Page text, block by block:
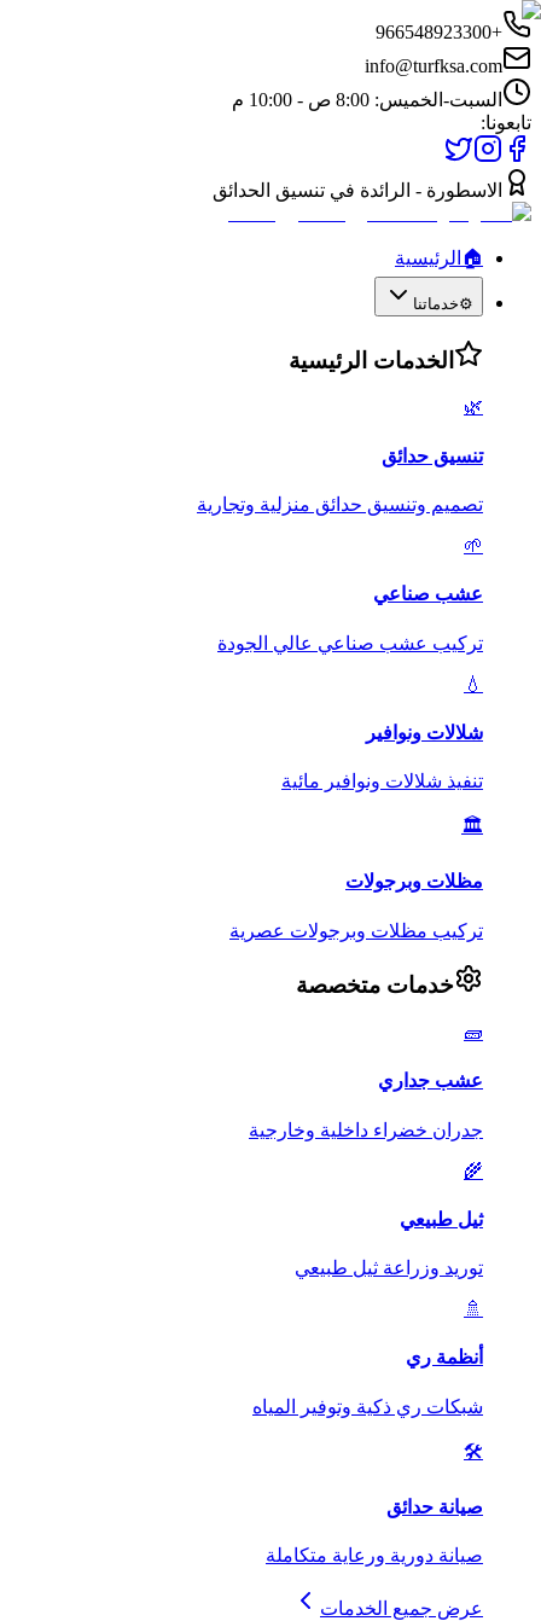
+966548923300
info@turfksa.com
السبت-الخميس: 8:00 ص - 10:00 م
تابعونا:
الاسطورة - الرائدة في تنسيق الحدائق
🏠 الرئيسية
⚙️خدماتنا
الخدمات الرئيسية
🌿
تنسيق حدائق
تصميم وتنسيق حدائق منزلية وتجارية
🌱
عشب صناعي
تركيب عشب صناعي عالي الجودة
💧
شلالات ونوافير
تنفيذ شلالات ونوافير مائية
🏛️
مظلات وبرجولات
تركيب مظلات وبرجولات عصرية
خدمات متخصصة
🧱
عشب جداري
جدران خضراء داخلية وخارجية
🌾
ثيل طبيعي
توريد وزراعة ثيل طبيعي
🚿
أنظمة ري
شبكات ري ذكية وتوفير المياه
🛠️
صيانة حدائق
صيانة دورية ورعاية متكاملة
عرض جميع الخدمات